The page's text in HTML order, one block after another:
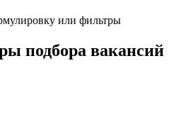
или фильтры
подбора вакансий